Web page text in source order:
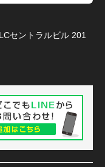
セントラルビル 201